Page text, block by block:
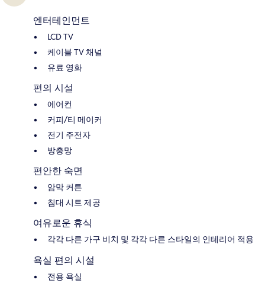
엔터테인먼트
LCD TV
케이블 TV 채널
유료 영화
편의 시설
에어컨
커피/티 메이커
전기 주전자
방충망
편안한 숙면
암막 커튼
침대 시트 제공
여유로운 휴식
각각 다른 가구 비치 및 각각 다른 스타일의 인테리어 적용
욕실 편의 시설
전용 욕실